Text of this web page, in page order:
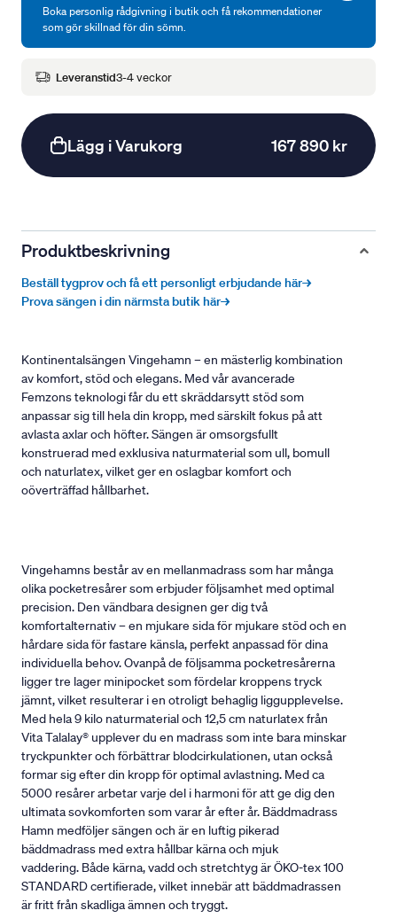
Boka personlig rådgivning i butik och få rekommendationer
som gör skillnad för din sömn.
Leveranstid3-4 veckor
Lägg i Varukorg 167 890 kr
Produktbeskrivning
Beställ tygprov och få ett personligt erbjudande här→
Prova sängen i din närmsta butik här→
Kontinentalsängen Vingehamn – en mästerlig kombination
av komfort, stöd och elegans. Med vår avancerade
Femzons teknologi får du ett skräddarsytt stöd som
anpassar sig till hela din kropp, med särskilt fokus på att
avlasta axlar och höfter. Sängen är omsorgsfullt
konstruerad med exklusiva naturmaterial som ull, bomull
och naturlatex, vilket ger en oslagbar komfort och
oöverträffad hållbarhet.
Vingehamns består av en mellanmadrass som har många
olika pocketresårer som erbjuder följsamhet med optimal
precision. Den vändbara designen ger dig två
komfortalternativ – en mjukare sida för mjukare stöd och en
hårdare sida för fastare känsla, perfekt anpassad för dina
individuella behov. Ovanpå de följsamma pocketresårerna
ligger tre lager minipocket som fördelar kroppens tryck
jämnt, vilket resulterar i en otroligt behaglig liggupplevelse.
Med hela 9 kilo naturmaterial och 12,5 cm naturlatex från
Vita Talalay® upplever du en madrass som inte bara minskar
tryckpunkter och förbättrar blodcirkulationen, utan också
formar sig efter din kropp för optimal avlastning. Med ca
5000 resårer arbetar varje del i harmoni för att ge dig den
ultimata sovkomforten som varar år efter år. Bäddmadrass
Hamn medföljer sängen och är en luftig pikerad
bäddmadrass med extra hållbar kärna och mjuk
vaddering. Både kärna, vadd och stretchtyg är ÖKO-tex 100
STANDARD certifierade, vilket innebär att bäddmadrassen
är fritt från skadliga ämnen och tryggt.